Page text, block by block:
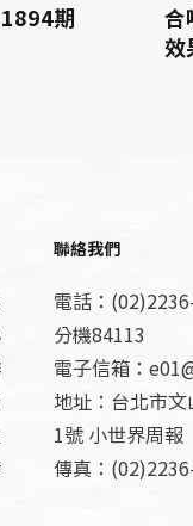
期
合
效
聯絡我們
電話：
分機84113
電子信箱：
地址：台北市
1號 小世界周報
傳真：